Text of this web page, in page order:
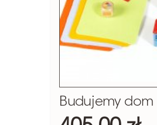
Budujemy dom